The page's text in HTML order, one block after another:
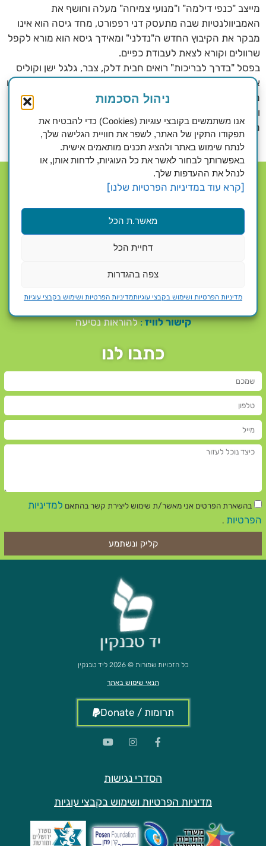
ניהול הסכמות
אנו משתמשים בקובצי עוגיות (Cookies) כדי להבטיח את
תפקודו התקין של האתר, לשפר את חוויית הגלישה שלך,
לנתח שימוש באתר ולהציג תכנים מותאמים אישית.
באפשרותך לבחור לאשר את כל העוגיות, לדחות אותן, או
לנהל את ההעדפות שלך.
[קרא עוד במדיניות הפרטיות שלנו]
מאשר.ת הכל
דחיית הכל
צפה בהגדרות
מדיניות הפרטיות ושימוש בקבצי עוגיותמדיניות הפרטיות ושימוש בקבצי עוגיות
מייצב "כנפי דילמה" ו"מנועי צמיחה" מעלה וחושף את
האמביוולנטיות שבה מתעסק דני רפפורט, מחד גיסה הוא אינו
מבקר את הקיבוץ החדש ה"נדלני" ומאידך גיסא הוא מורא לקפל
שרוולים וקורא לצאת לעבודת כפיים.
בפסל "בדרך לבריכות" רואים חבית דלק, צבר, גלגל ישן וקוליס
אשר דני מצא על הדקים במפעל הפלסטיק בקיבוץ. שום דבר אינו
מיקרי בבחירותיו של דני. הוא מצרף חפצים לזיכרונות. רוקם
ושוזר את סיפורו דרך אזכורים מהעבר ומההווה, דרכם הוא
מעלה שאלות על החברה וערכיה היום.
טלפון: 03-534-4458
פקס: 03-534-6376
קישור לוויז:להוראות נסיעה
כתבו לנו
בהשארת הפרטים אני מאשר/ת שימוש ליצירת קשר בהתאם למדיניות
הפרטיות .
קליק ונשתמע
כל הזכויות שמורות © 2026 ליד טבנקין
תנאי שימוש באתר
תרומות / Donate
הסדרי נגישות
מדיניות הפרטיות ושימוש בקבצי עוגיות